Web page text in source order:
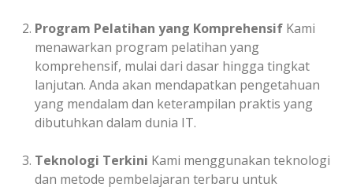
Program Pelatihan yang Komprehensif Kami
menawarkan program pelatihan yang
komprehensif, mulai dari dasar hingga tingkat
lanjutan. Anda akan mendapatkan pengetahuan
yang mendalam dan keterampilan praktis yang
dibutuhkan dalam dunia IT.
Teknologi Terkini Kami menggunakan teknologi
dan metode pembelajaran terbaru untuk